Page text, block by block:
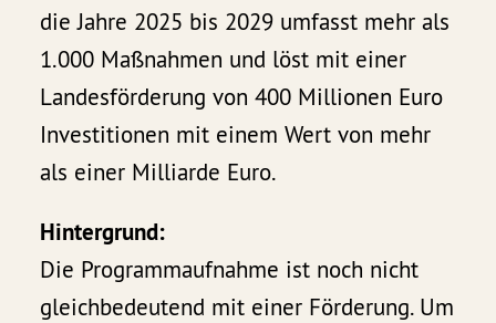
die Jahre 2025 bis 2029 umfasst mehr als
1.000 Maßnahmen und löst mit einer
Landesförderung von 400 Millionen Euro
Investitionen mit einem Wert von mehr
als einer Milliarde Euro.
Hintergrund:
Die Programmaufnahme ist noch nicht
gleichbedeutend mit einer Förderung. Um